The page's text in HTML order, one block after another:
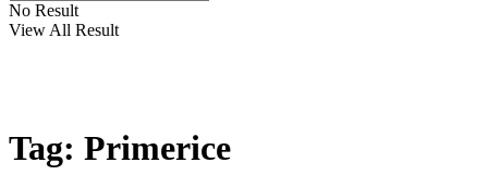
No Result
View All Result
Tag: Primerice